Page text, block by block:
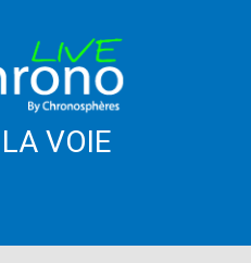
VOIE